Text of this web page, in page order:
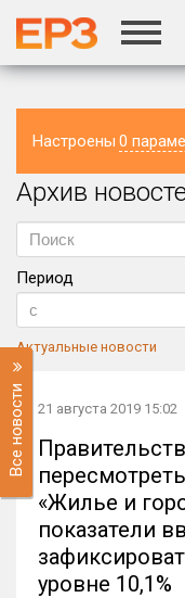
Настроены 0
Регион
Архив
Период
Актуальные новости
Все новости 21 августа 2019 15:02
«Жилье и
показатели
уровне 10,1%